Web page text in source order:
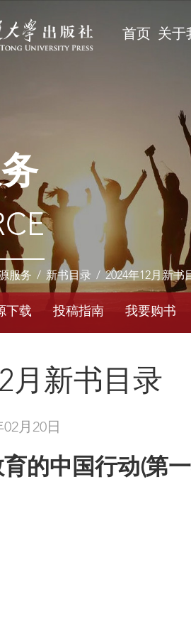
首页 关于
服务 / 新书目录 / 2024年12月新书
下载 投稿指南 我要购书
月新书目录
月20日
的中国行动(第